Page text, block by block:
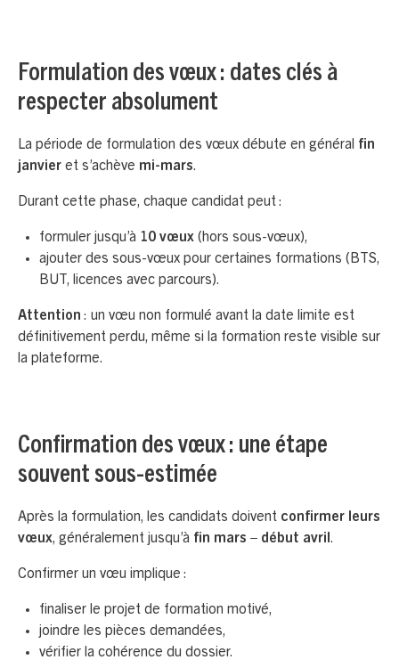
Formulation des vœux : dates clés à
respecter absolument
La période de formulation des vœux débute en général fin
janvier et s’achève mi-mars.
Durant cette phase, chaque candidat peut :
formuler jusqu’à 10 vœux (hors sous-vœux),
ajouter des sous-vœux pour certaines formations (BTS,
BUT, licences avec parcours).
Attention : un vœu non formulé avant la date limite est
définitivement perdu, même si la formation reste visible sur
la plateforme.
Confirmation des vœux : une étape
souvent sous-estimée
Après la formulation, les candidats doivent confirmer leurs
vœux, généralement jusqu’à fin mars – début avril .
Confirmer un vœu implique :
finaliser le projet de formation motivé,
joindre les pièces demandées,
vérifier la cohérence du dossier.